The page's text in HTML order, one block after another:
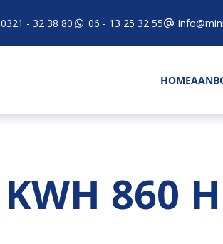
0321 - 32 38 80 06 - 13 25 32 55
HOME
KWH 860